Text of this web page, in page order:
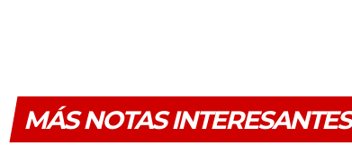
MÁS NOTAS INTERESANTES